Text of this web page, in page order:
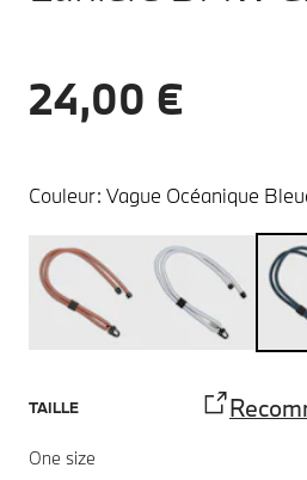
24,00 €
Couleur: Vague Océanique
TAILLE
One size